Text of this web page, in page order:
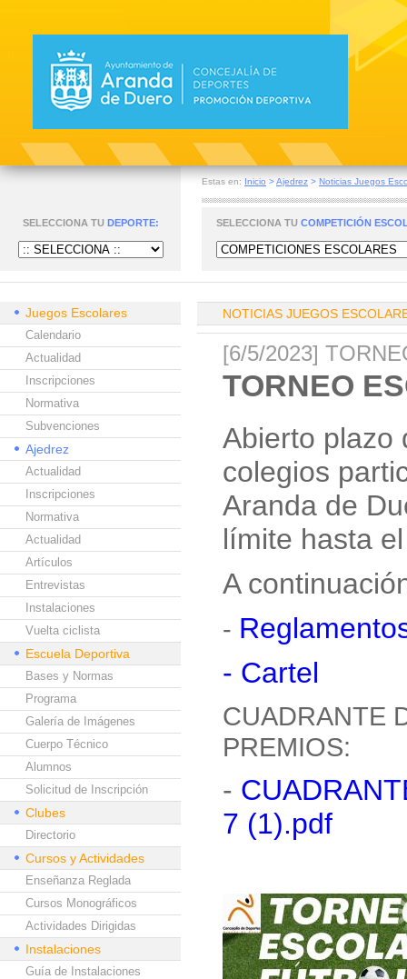
Estas en: Inicio >Ajedrez > Noticias Juegos
SELECCIONA TU DEPORTE: SELECCIONA TU COMPETICIÓN
Juegos Escolares
Calendario
Actualidad
Inscripciones
Normativa
Subvenciones
Ajedrez
Actualidad
Inscripciones
Normativa
Actualidad
Artículos
Entrevistas
Instalaciones
Vuelta ciclista
Escuela Deportiva
Bases y Normas
Programa
Galería de Imágenes
Cuerpo Técnico
Alumnos
Solicitud de Inscripción
Clubes
Directorio
Cursos y Actividades
Enseñanza Reglada
Cursos Monográficos
Actividades Dirigidas
Instalaciones
Guía de Instalaciones
NOTICIAS JUEGOS
[6/5/2023]
TORNEO
Abierto plazo
colegios
Aranda de
límite hasta
A
-
- Cartel
CUADRANTE
PREMIOS:
-
7 (1).pdf